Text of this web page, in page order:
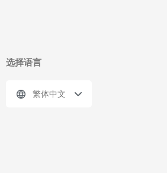
选择语言
繁体中文